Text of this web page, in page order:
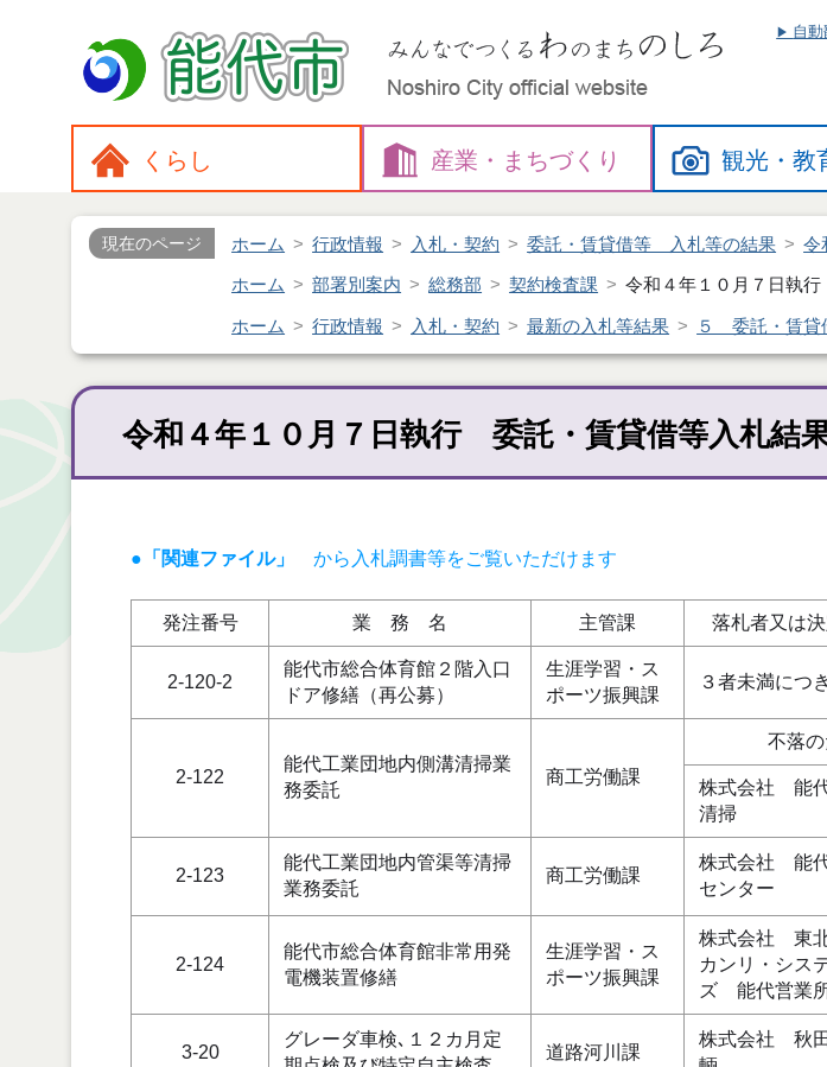
自
くらし 産業・ まちづくり 観光・教
現在のページ ホーム 行政情報 入札・契約 委託・賃貸借等 入札等の結果 令
ホーム 部署別案内 総務部 契約検査課 令和４年１０月７日執
ホーム 行政情報 入札・契約 最新の入札等結果 ５ 委託・賃貸
令和４年１０月７日執行 委託・賃貸借等入札結
●「関連ファイル」 から入札調書等をご覧いただけます
発注番号 業 務 名 主管課 落札者又は
2-120-2
能代市総合体育館２階入口
ドア修繕（再公募）
生涯学習・ス
ポーツ振興課
３者未満につ
2-122
能代工業団地内側溝清掃業
務委託
商工労働課
不落
株式会社 能
清掃
2-123
能代工業団地内管渠等清掃
業務委託
商工労働課
株式会社 能
センター
2-124
能代市総合体育館非常用発
電機装置修繕
生涯学習・ス
ポーツ振興課
株式会社 東
カンリ・シス
ズ 能代営業
3-20
グレーダ車検､１２カ月定
道路河川課
株式会社 秋